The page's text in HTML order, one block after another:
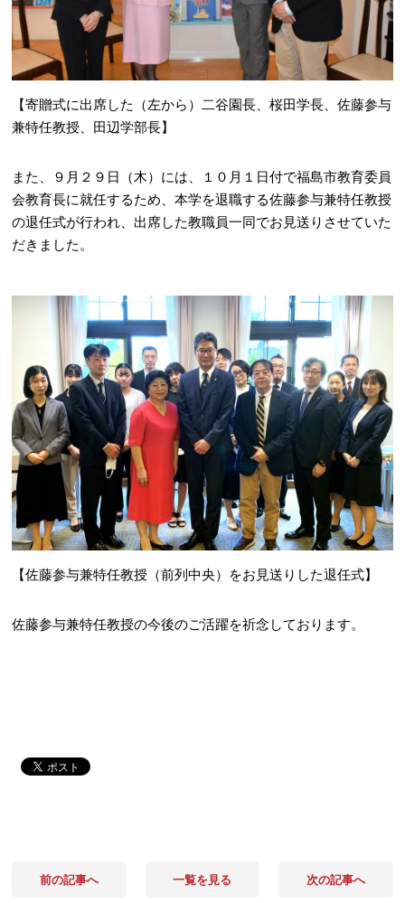
【寄贈式に出席した（左から）二谷園長、桜田学長、佐藤参与
兼特任教授、田辺学部長】
また、９月２９日（木）には、１０月１日付で福島市教育委員
会教育長に就任するため、本学を退職する佐藤参与兼特任教授
の退任式が行われ、出席した教職員一同でお見送りさせていた
だきました。
【佐藤参与兼特任教授（前列中央）をお見送りした退任式】
佐藤参与兼特任教授の今後のご活躍を祈念しております。
前の記事へ 一覧を見る 次の記事へ